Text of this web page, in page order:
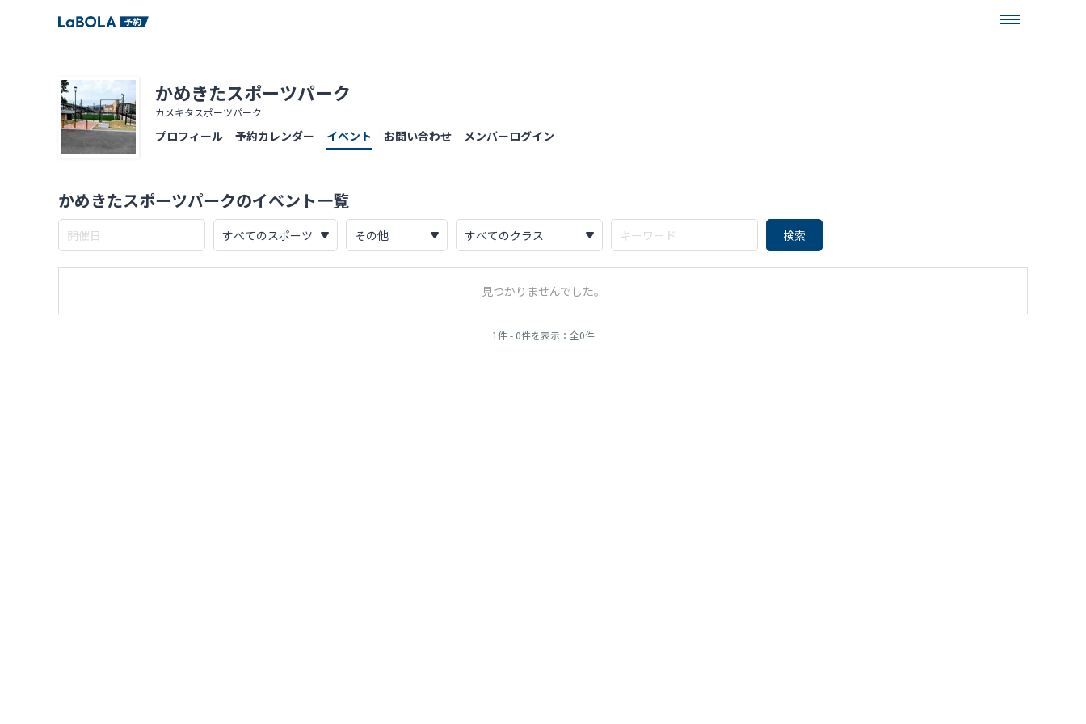
かめきたスポーツパーク
カメキタスポーツパーク
プロフィール 予約カレンダー イベント お問い合わせ メンバーログイン
かめきたスポーツパークのイベント一覧
見つかりませんでした。
1件 - 0件を表示：全0件